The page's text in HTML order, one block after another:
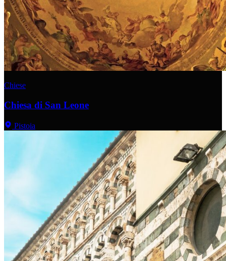
Chiese
Chiesa di San Leone
Pistoia